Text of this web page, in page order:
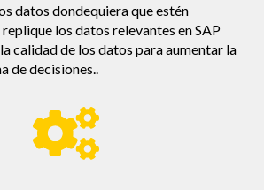
datos dondequiera que estén
los datos relevantes en SAP
calidad de los datos para aumentar la
de decisiones..